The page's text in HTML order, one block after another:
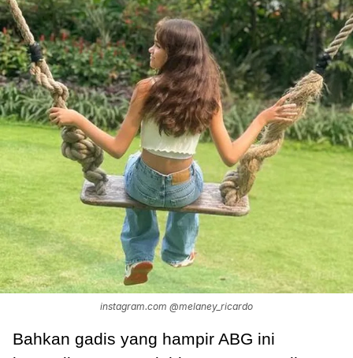
instagram.com @melaney_ricardo
Bahkan gadis yang hampir ABG ini